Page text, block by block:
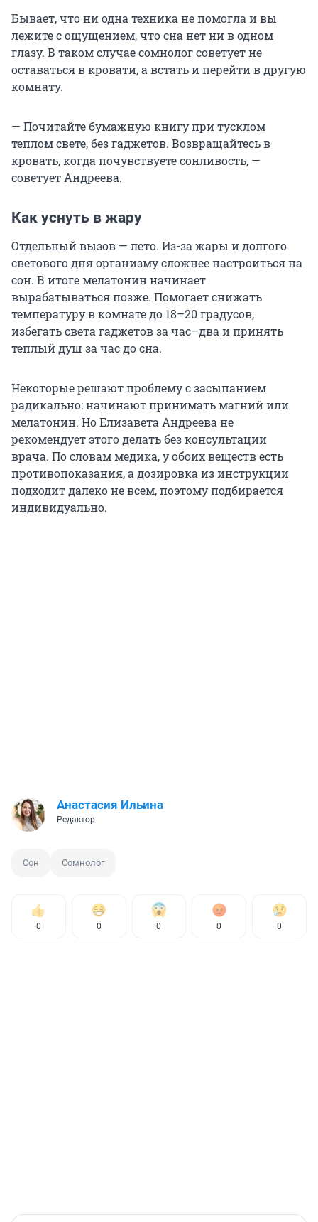
Бывает, что ни одна техника не помогла и вы
лежите с ощущением, что сна нет ни в одном
глазу. В таком случае сомнолог советует не
оставаться в кровати, а встать и перейти в другую
комнату.
— Почитайте бумажную книгу при тусклом
теплом свете, без гаджетов. Возвращайтесь в
кровать, когда почувствуете сонливость, —
советует Андреева.
Как уснуть в жару
Отдельный вызов — лето. Из-за жары и долгого
светового дня организму сложнее настроиться на
сон. В итоге мелатонин начинает
вырабатываться позже. Помогает снижать
температуру в комнате до 18–20 градусов,
избегать света гаджетов за час–два и принять
теплый душ за час до сна.
Некоторые решают проблему с засыпанием
радикально: начинают принимать магний или
мелатонин. Но Елизавета Андреева не
рекомендует этого делать без консультации
врача. По словам медика, у обоих веществ есть
противопоказания, а дозировка из инструкции
подходит далеко не всем, поэтому подбирается
индивидуально.
Анастасия Ильина
Редактор
Сон Сомнолог
0 0 0 0 0